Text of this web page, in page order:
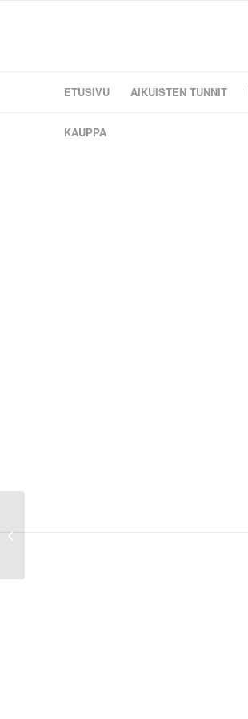
ETUSIVU AIKUISTEN TUNNIT
KAUPPA